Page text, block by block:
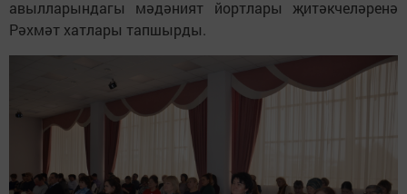
авылларындагы мәдәният йортлары җитәкчеләренә
Рәхмәт хатлары тапшырды.